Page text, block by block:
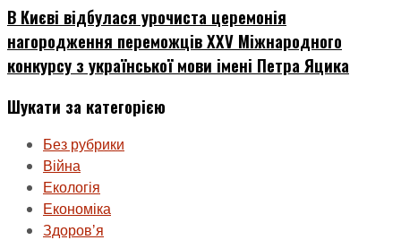
В Києві відбулася урочиста церемонія
нагородження переможців XXV Міжнародного
конкурсу з української мови імені Петра Яцика
Шукати за категорією
Без рубрики
Війна
Екологія
Економіка
Здоровʼя